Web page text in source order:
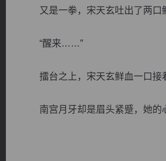
又是一拳，宋天玄吐出了两
“醒来……”
擂台之上，宋天玄鲜血一口接
南宫月牙却是眉头紧蹙，她的